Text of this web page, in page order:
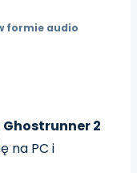
formie audio
Ghostrunner 2
na PC i